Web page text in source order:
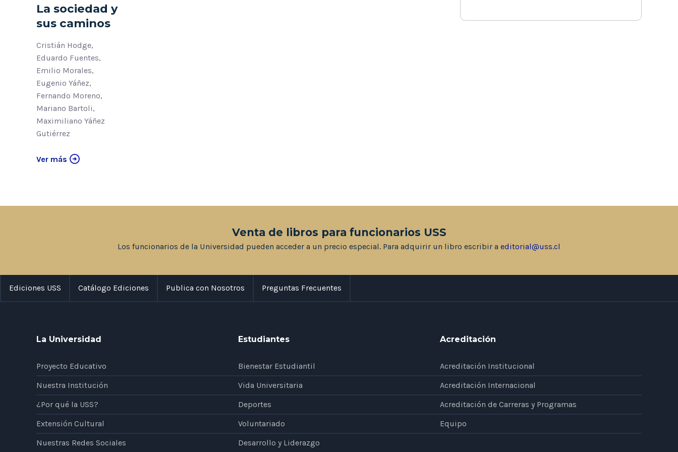
La sociedad y
sus caminos
Cristián Hodge,
Eduardo Fuentes,
Emilio Morales,
Eugenio Yáñez,
Fernando Moreno,
Mariano Bartoli,
Maximiliano Yáñez
Gutiérrez
Ver más
Venta de libros para funcionarios USS
Los funcionarios de la Universidad pueden acceder a un precio especial. Para adquirir un libro escribir a editorial@uss.cl
Ediciones USS Catálogo Ediciones Publica con Nosotros Preguntas Frecuentes
La Universidad
Proyecto Educativo
Nuestra Institución
¿Por qué la USS?
Extensión Cultural
Nuestras Redes Sociales
Estudiantes
Bienestar Estudiantil
Vida Universitaria
Deportes
Voluntariado
Desarrollo y Liderazgo
Acreditación
Acreditación Institucional
Acreditación Internacional
Acreditación de Carreras y Programas
Equipo